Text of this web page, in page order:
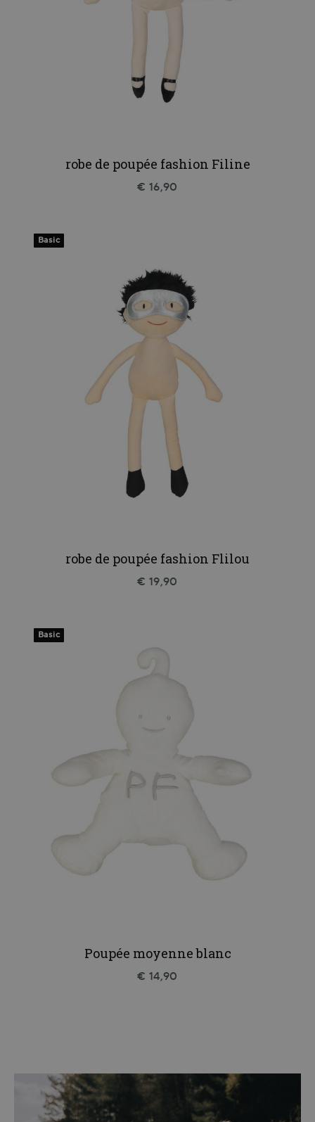
robe de poupée fashion Filine
€ 16,90
Basic
robe de poupée fashion Flilou
€ 19,90
Basic
Poupée moyenne blanc
€ 14,90